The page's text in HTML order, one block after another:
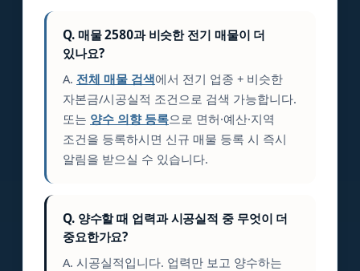
Q. 매물 2580과 비슷한 전기 매물이 더
있나요?
A. 전체 매물 검색에서 전기 업종 + 비슷한
자본금/시공실적 조건으로 검색 가능합니다.
또는 양수 의향 등록으로 면허·예산·지역
조건을 등록하시면 신규 매물 등록 시 즉시
알림을 받으실 수 있습니다.
Q. 양수할 때 업력과 시공실적 중 무엇이 더
중요한가요?
A. 시공실적입니다. 업력만 보고 양수하는